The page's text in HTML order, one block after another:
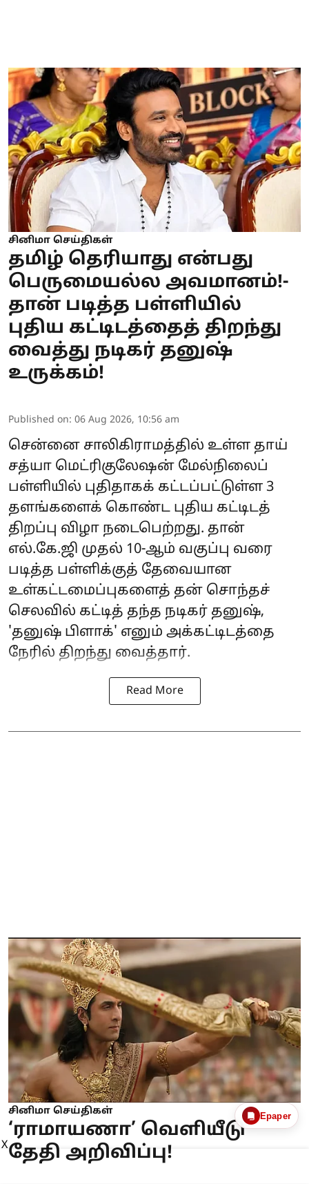
சினிமா செய்திகள்
தமிழ் தெரியாது என்பது
பெருமையல்ல அவமானம்!-
தான் படித்த பள்ளியில்
புதிய கட்டிடத்தைத் திறந்து
வைத்து நடிகர் தனுஷ்
உருக்கம்!
Published on: 06 Aug 2026, 10:56 am
சென்னை சாலிகிராமத்தில் உள்ள தாய்
சத்யா மெட்ரிகுலேஷன் மேல்நிலைப்
பள்ளியில் புதிதாகக் கட்டப்பட்டுள்ள 3
தளங்களைக் கொண்ட புதிய கட்டிடத்
திறப்பு விழா நடைபெற்றது. தான்
எல்.கே.ஜி முதல் 10-ஆம் வகுப்பு வரை
படித்த பள்ளிக்குத் தேவையான
உள்கட்டமைப்புகளைத் தன் சொந்தச்
செலவில் கட்டித் தந்த நடிகர் தனுஷ்,
'தனுஷ் பிளாக்' எனும் அக்கட்டிடத்தை
நேரில் திறந்து வைத்தார்.
Read More
சினிமா செய்திகள்
‘ராமாயணா’ வெளியீடு
தேதி அறிவிப்பு!
Epaper
X